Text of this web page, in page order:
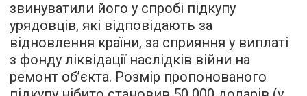
звинуватили його у спробі підкупу
урядовців, які відповідають за
відновлення країни, за сприяння у виплаті
з фонду ліквідації наслідків війни на
ремонт об’єкта. Розмір пропонованого